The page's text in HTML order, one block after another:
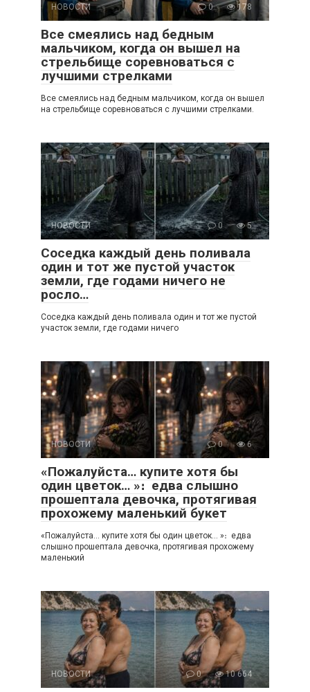
НОВОСТИ 0 178
Все смеялись над бедным
мальчиком, когда он вышел на
стрельбище соревноваться с
лучшими стрелками
Все смеялись над бедным мальчиком, когда он вышел
на стрельбище соревноваться с лучшими стрелками.
НОВОСТИ 0 5
Соседка каждый день поливала
один и тот же пустой участок
земли, где годами ничего не
росло…
Соседка каждый день поливала один и тот же пустой
участок земли, где годами ничего
НОВОСТИ 0 6
«Пожалуйста… купите хотя бы
один цветок… »։ едва слышно
прошептала девочка, протягивая
прохожему маленький букет
«Пожалуйста… купите хотя бы один цветок… »։ едва
слышно прошептала девочка, протягивая прохожему
маленький
НОВОСТИ 0 10 664